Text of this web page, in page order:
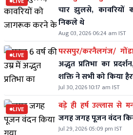
चार झुलसे,
निकले थे
Aug 03, 2026 06:24 am IST
LIVE
अद्भुत प्रतिभा का
शक्ति ने सभी को किया
Jul 30, 2026 10:17 am IST
LIVE
जगह जगह पूजन वंदन
Jul 29, 2026 05:09 pm IST